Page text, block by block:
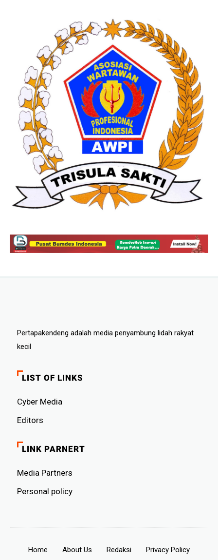
Pertapakendeng adalah media penyambung lidah rakyat
kecil
LIST OF LINKS
Cyber ​​Media
Editors
LINK PARNERT
Media Partners
Personal policy
Home About Us Redaksi Privacy Policy